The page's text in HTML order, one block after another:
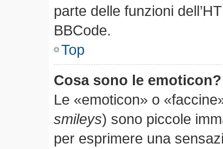
parte delle funzioni
BBCode.
Top
Cosa sono le emoticon?
Le «emoticon» o
smileys) sono piccole
per esprimere una